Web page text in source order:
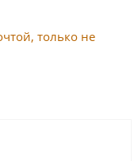
только не